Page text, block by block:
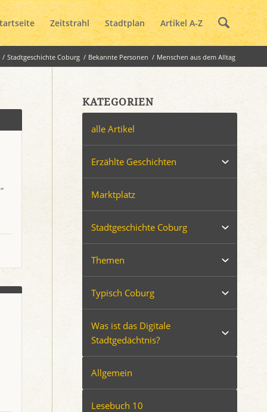
Zeitstrahl Stadtplan Artikel A-Z
/ Stadtgeschichte Coburg / Bekannte Personen / Menschen aus dem Alltag
KATEGORIEN
alle Artikel
Erzählte Geschichten
Marktplatz
Stadtgeschichte Coburg
Themen
Typisch Coburg
Was ist das Digitale
Stadtgedächtnis?
Allgemein
Lesebuch 10